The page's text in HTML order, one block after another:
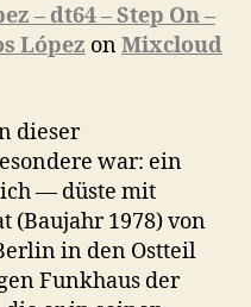
– dt64 – Step On –
López onMixcloud
dieser
war: ein
— düste mit
(Baujahr 1978) von
in den Ostteil
Funkhaus der